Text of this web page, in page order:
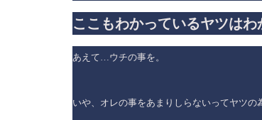
ここもわかっているヤツはわ
あえて…ウチの事を。
いや、オレの事をあまりしらないってヤツの